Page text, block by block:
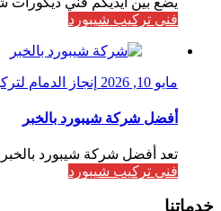
فني تركيب شيبورد
مايو 10, 2026 إنجاز الدمام
أفضل شركة شيبورد بالخبر
تعد أفضل شركة شيبورد
فني تركيب شيبورد
خدماتنا